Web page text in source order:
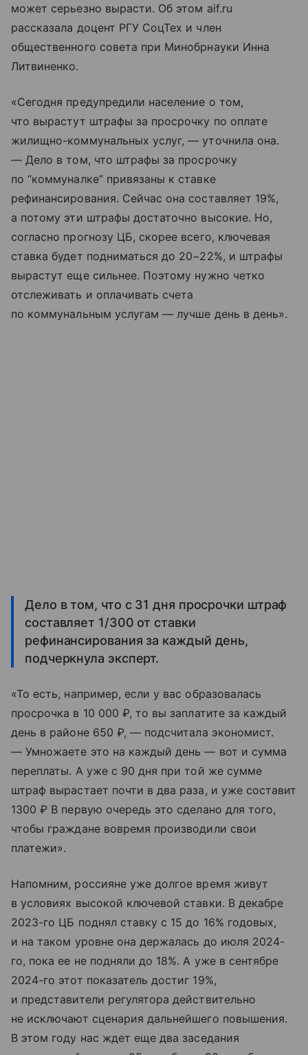
может серьезно вырасти. Об этом aif.ru
рассказала доцент РГУ СоцТех и член
общественного совета при Минобрнауки Инна
Литвиненко.
«Сегодня предупредили население о том,
что вырастут штрафы за просрочку по оплате
жилищно-коммунальных услуг, — уточнила она.
— Дело в том, что штрафы за просрочку
по “коммуналке” привязаны к ставке
рефинансирования. Сейчас она составляет 19%,
а потому эти штрафы достаточно высокие. Но,
согласно прогнозу ЦБ, скорее всего, ключевая
ставка будет подниматься до 20−22%, и штрафы
вырастут еще сильнее. Поэтому нужно четко
отслеживать и оплачивать счета
по коммунальным услугам — лучше день в день».
Дело в том, что с 31 дня просрочки штраф
составляет 1/300 от ставки
рефинансирования за каждый день,
подчеркнула эксперт.
«То есть, например, если у вас образовалась
просрочка в 10 000 ₽, то вы заплатите за каждый
день в районе 650 ₽, — подсчитала экономист.
— Умножаете это на каждый день — вот и сумма
переплаты. А уже с 90 дня при той же сумме
штраф вырастает почти в два раза, и уже составит
1300 ₽ В первую очередь это сделано для того,
чтобы граждане вовремя производили свои
платежи».
Напомним, россияне уже долгое время живут
в условиях высокой ключевой ставки. В декабре
2023-го ЦБ поднял ставку с 15 до 16% годовых,
и на таком уровне она держалась до июля 2024-
го, пока ее не подняли до 18%. А уже в сентябре
2024-го этот показатель достиг 19%,
и представители регулятора действительно
не исключают сценария дальнейшего повышения.
В этом году нас ждет еще два заседания